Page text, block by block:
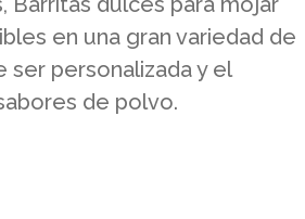
en una gran variedad de
ser personalizada y el
de polvo.